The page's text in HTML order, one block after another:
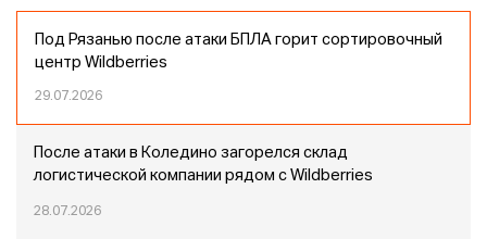
Под Рязанью после атаки БПЛА горит сортировочный
центр Wildberries
29.07.2026
После атаки в Коледино загорелся склад
логистической компании рядом с Wildberries
28.07.2026